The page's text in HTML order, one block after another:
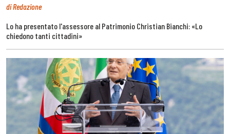
di Redazione
Lo ha presentato l'assessore al Patrimonio Christian Bianchi: «Lo
chiedono tanti cittadini»